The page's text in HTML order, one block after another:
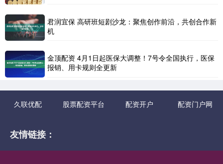
君润宜保 高研班短剧沙龙：聚焦创作前沿，共创合作新
机
金顶配资 4月1日起医保大调整！7号令全国执行，医保
报销、用卡规则全更新
久联优配 股票配资平台 配资开户 配资门户网
友情链接：